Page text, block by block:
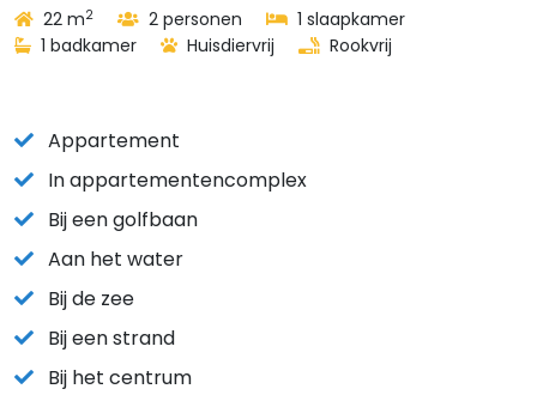
22 m2 2 personen
1 slaapkamer
1 badkamer
Huisdiervrij Rookvrij
Appartement
In appartementencomplex
Bij een golfbaan
Aan het water
Bij de zee
Bij een strand
Bij het centrum